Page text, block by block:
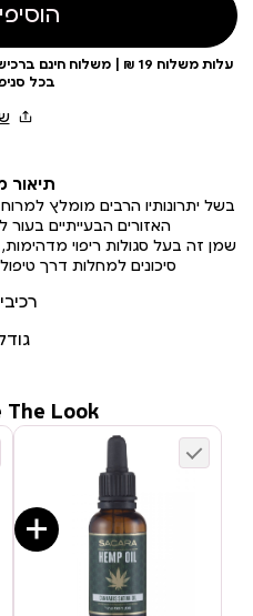
בכל
תיאור
בשל יתרונותיו הרבים מומלץ למרוח
האזורים הבעייתיים
שמן זה בעל סגולות ריפוי
סיכונים למחלות דרך
The Look